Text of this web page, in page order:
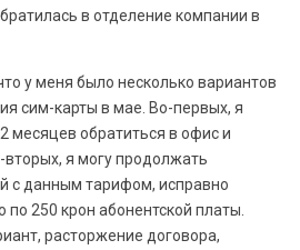
в отделение компании в
у меня было несколько вариантов
сим-карты в мае. Во-первых, я
месяцев обратиться в офис и
вторых, я могу продолжать
с данным тарифом, исправно
250 крон абонентской платы.
расторжение договора,